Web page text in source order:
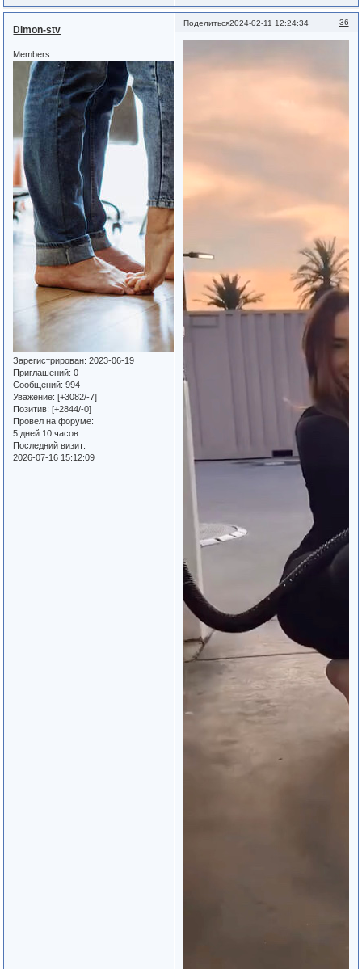
Поделиться 36
2024-02-11 12:24:34
Dimon-stv
Members
Зарегистрирован: 2023-06-19
Приглашений: 0
Сообщений: 994
Уважение: [+3082/-7]
Позитив: [+2844/-0]
Провел на форуме:
5 дней 10 часов
Последний визит:
2026-07-16 15:12:09